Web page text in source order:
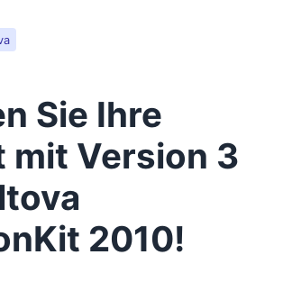
Sie Ihre
mit Version 3
2010!